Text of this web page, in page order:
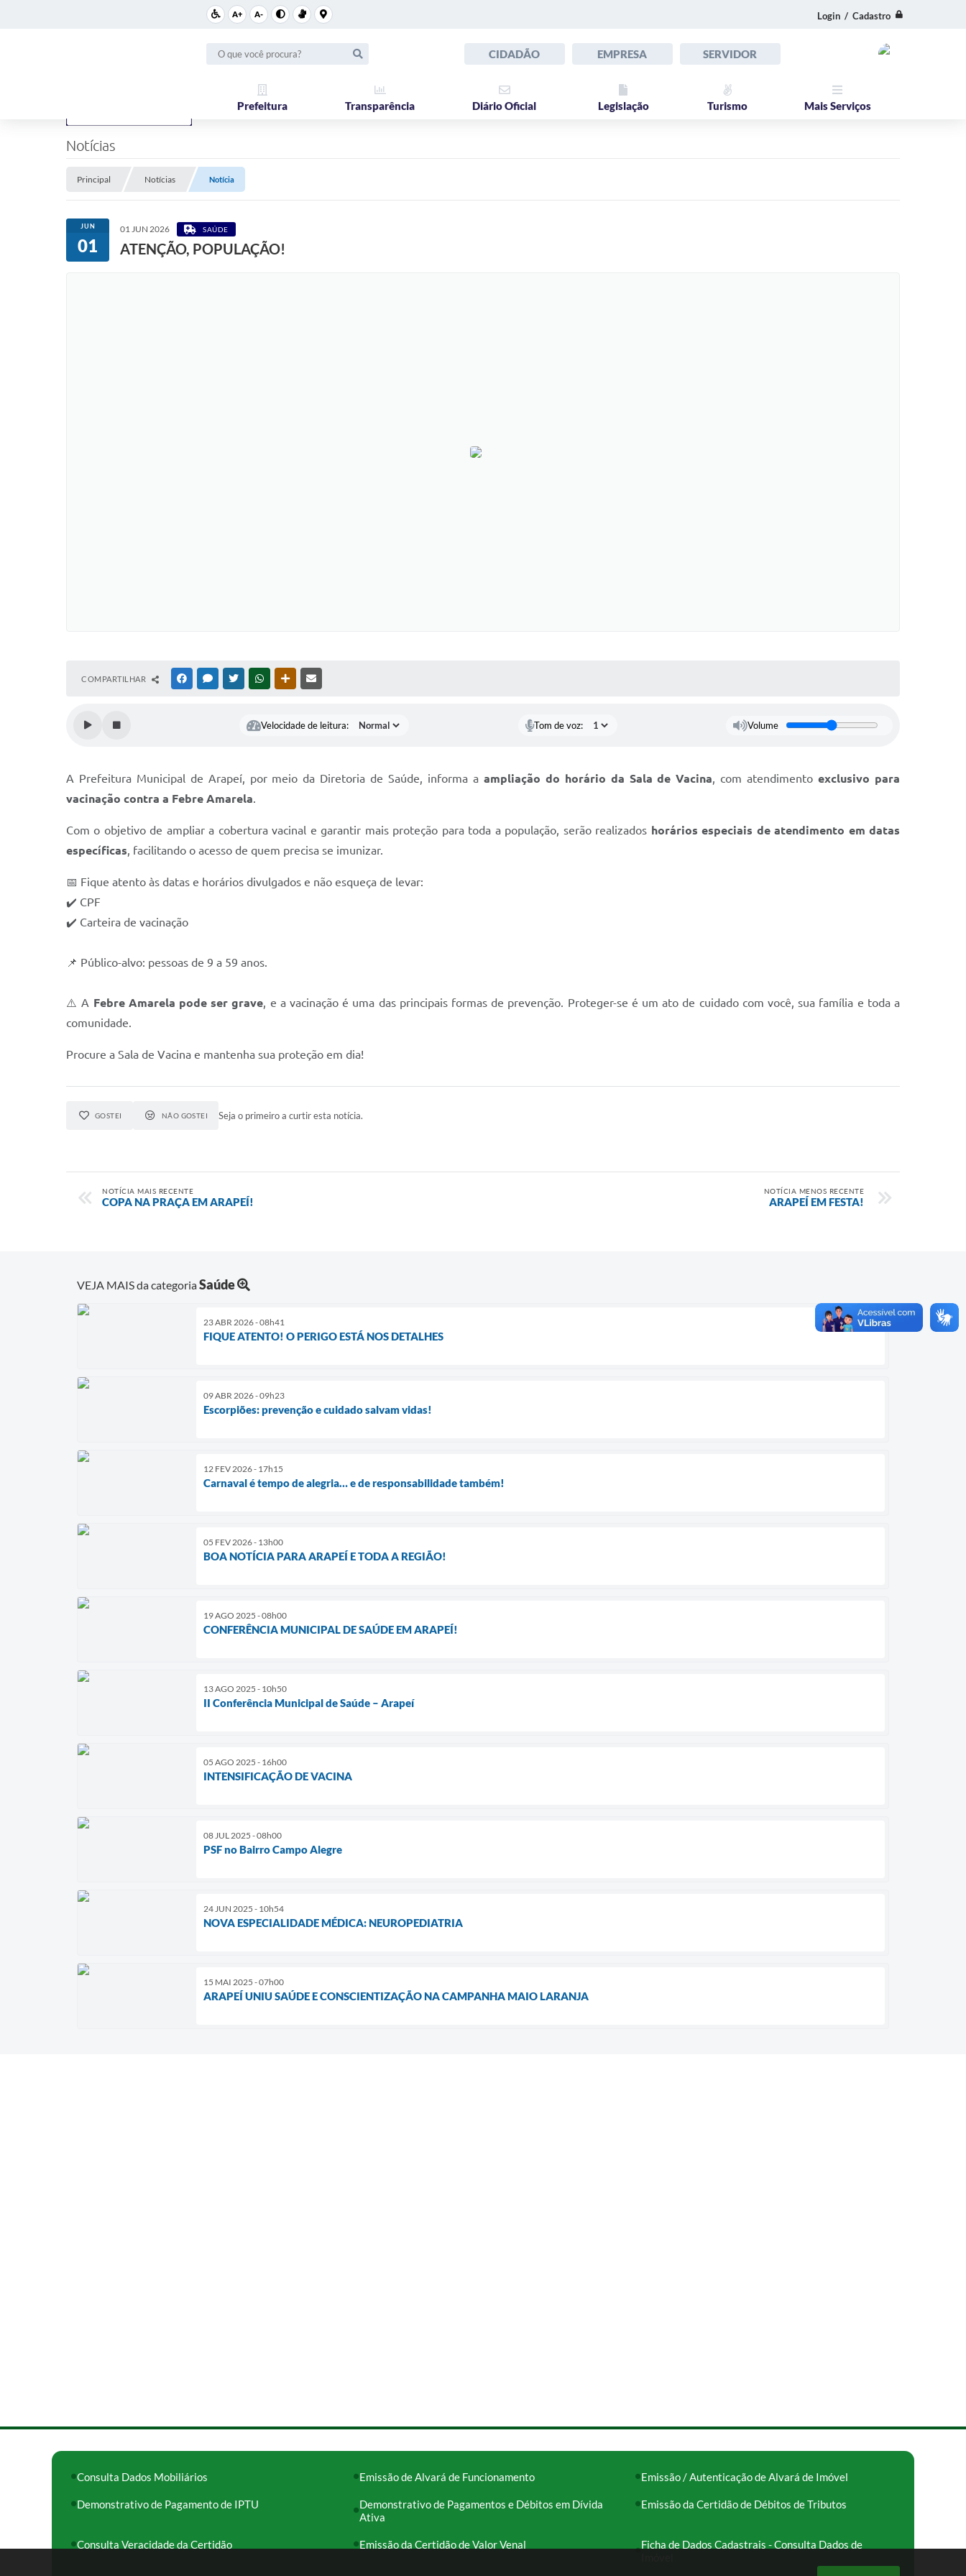
Login / Cadastro
A+ A-
CIDADÃO EMPRESA SERVIDOR
Prefeitura Transparência Diário Oficial Legislação Turismo Mais Serviços
Notícias
Principal Notícias Notícia
JUN
01
01 JUN 2026 SAÚDE
ATENÇÃO, POPULAÇÃO!
COMPARTILHAR FACEBOOKMESSENGER
TWITTERWHATSAPPOUTRAS MÍDIAS
Velocidade de leitura: Tom de voz: Volume
A Prefeitura Municipal de Arapeí, por meio da Diretoria de Saúde, informa a ampliação do horário da Sala de Vacina, com atendimentoexclusivo para
vacinação contra a Febre Amarela.
Com o objetivo de ampliar a cobertura vacinal e garantir mais proteção para toda a população, serão realizados horários especiais de atendimento em datas
específicas, facilitando o acesso de quem precisa se imunizar.
📅 Fique atento às datas e horários divulgados e não esqueça de levar:
✔️ CPF
✔️ Carteira de vacinação
📌 Público-alvo: pessoas de 9 a 59 anos.
⚠️ A Febre Amarela pode ser grave, e a vacinação é uma das principais formas de prevenção. Proteger-se é um ato de cuidado com você, sua família e toda a
comunidade.
Procure a Sala de Vacina e mantenha sua proteção em dia!
GOSTEI NÃO GOSTEI Seja o primeiro a curtir esta notícia.
NOTÍCIA MAIS RECENTE
COPA NA PRAÇA EM ARAPEÍ!
NOTÍCIA MENOS RECENTE
ARAPEÍ EM FESTA!
VEJA MAIS da categoriaSaúde
23 ABR 2026 - 08h41
FIQUE ATENTO! O PERIGO ESTÁ NOS DETALHES
09 ABR 2026 - 09h23
Escorpiões: prevenção e cuidado salvam vidas!
12 FEV 2026 - 17h15
Carnaval é tempo de alegria… e de responsabilidade também!
05 FEV 2026 - 13h00
BOA NOTÍCIA PARA ARAPEÍ E TODA A REGIÃO!
19 AGO 2025 - 08h00
CONFERÊNCIA MUNICIPAL DE SAÚDE EM ARAPEÍ!
13 AGO 2025 - 10h50
II Conferência Municipal de Saúde – Arapeí
05 AGO 2025 - 16h00
INTENSIFICAÇÃO DE VACINA
08 JUL 2025 - 08h00
PSF no Bairro Campo Alegre
24 JUN 2025 - 10h54
NOVA ESPECIALIDADE MÉDICA: NEUROPEDIATRIA
15 MAI 2025 - 07h00
ARAPEÍ UNIU SAÚDE E CONSCIENTIZAÇÃO NA CAMPANHA MAIO LARANJA
Consulta Dados Mobiliários Emissão de Alvará de Funcionamento Emissão / Autenticação de Alvará de Imóvel
Demonstrativo de Pagamento de IPTU
Demonstrativo de Pagamentos e Débitos em Dívida
Ativa
Emissão da Certidão de Débitos de Tributos
Consulta Veracidade da Certidão Emissão da Certidão de Valor Venal
Ficha de Dados Cadastrais - Consulta Dados de